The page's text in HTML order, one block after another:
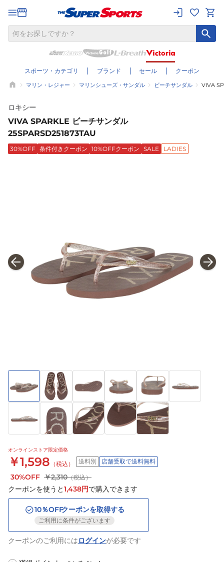
スポーツ・カテゴリ ブランド セール クーポン
マリン・レジャー マリンシューズ・サンダル ビーチサンダル VIVA
ロキシー
VIVA SPARKLE ビーチサンダル
25SPARSD251873TAU
30%OFF 条件付きクーポン 10%OFFクーポン SALE LADIES
オンラインストア限定価格
￥1,598 （税込） 送料別 店舗受取で送料無料
30%OFF ￥2,310（税込）
クーポンを使うと1,438円で購入できます
10％OFFクーポンを取得する
ご利用に条件がございます
クーポンのご利用にはログインが必要です